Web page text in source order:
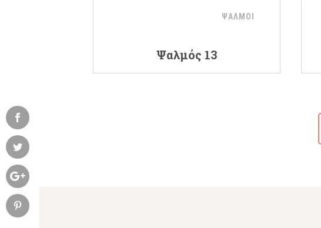
ΨΑΛΜΟΙ
Ψαλμός 13